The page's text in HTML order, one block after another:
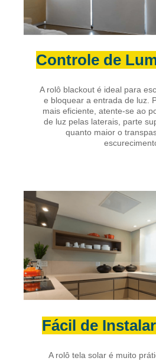
Controle de
A rolô blackout é ideal para
e bloquear a entrada de luz.
mais eficiente, atente-se ao
de luz pelas laterais, parte
quanto maior o
Fácil de
A rolô tela solar é muito